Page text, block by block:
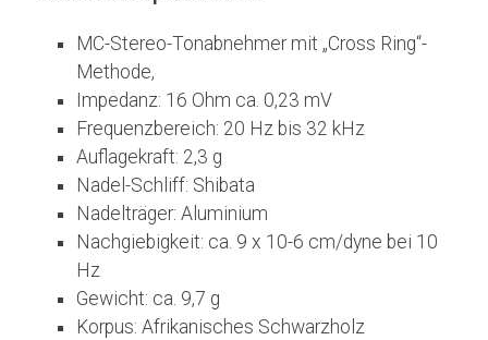
MC-Stereo-Tonabnehmer mit „Cross Ring“-
Methode,
Impedanz: 16 Ohm ca. 0,23 mV
Frequenzbereich: 20 Hz bis 32 kHz
Auflagekraft: 2,3 g
Nadel-Schliff: Shibata
Nadelträger: Aluminium
Nachgiebigkeit: ca. 9 x 10-6 cm/dyne bei 10
Hz
Gewicht: ca. 9,7 g
Korpus: Afrikanisches Schwarzholz